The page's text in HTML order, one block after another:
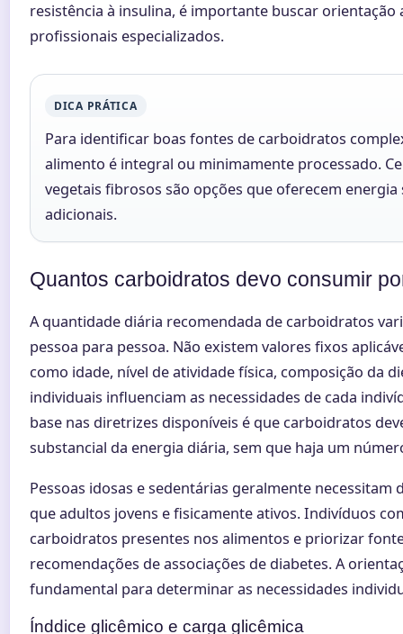
resistência à insulina, é importante buscar orientação
profissionais especializados.
DICA PRÁTICA
Para identificar boas fontes de carboidratos
alimento é integral ou minimamente processado.
vegetais fibrosos são opções que oferecem
adicionais.
Quantos carboidratos devo consumir
A quantidade diária recomendada de carboidratos
pessoa para pessoa. Não existem valores fixos
como idade, nível de atividade física, composição da
individuais influenciam as necessidades de cada
base nas diretrizes disponíveis é que carboidratos
substancial da energia diária, sem que haja um
Pessoas idosas e sedentárias geralmente
que adultos jovens e fisicamente ativos. Indivíduos
carboidratos presentes nos alimentos e priorizar
recomendações de associações de diabetes. A
fundamental para determinar as necessidades
Índdice glicêmico e carga glicêmica